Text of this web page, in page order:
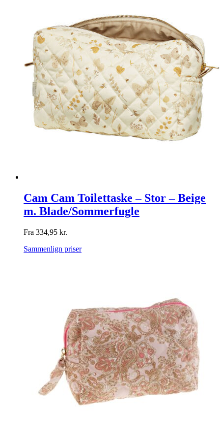
Cam Cam Toilettaske – Stor – Beige
m. Blade/Sommerfugle
Fra 334,95 kr.
Sammenlign priser